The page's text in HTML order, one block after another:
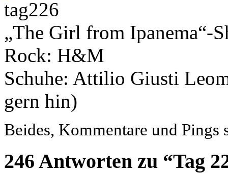
„The Girl from Ipanema“-
Rock: H&M
Schuhe: Attilio Giusti
gern hin)
Beides, Kommentare und Pings
246 Antworten zu “Tag